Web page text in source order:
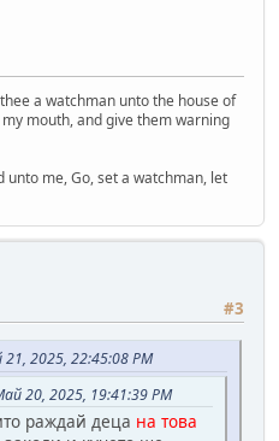
a watchman unto the house of
mouth, and give them warning
me, Go, set a watchman, let
#3
2025, 22:45:08 PM
20, 2025, 19:41:39 PM
раждай деца на това